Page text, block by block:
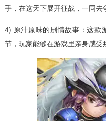
手，在这天下展开征战，一同去
4) 原汁原味的剧情故事：这款
节，玩家能够在游戏里亲身感受